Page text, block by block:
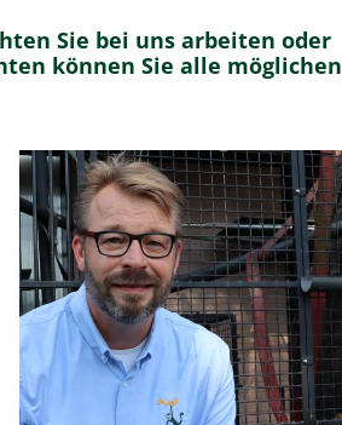
Sie bei uns arbeiten oder
können Sie alle möglichen
Hier erfahren Sie mehr über
die Menschen hinter AAP
und unsere Geschichte.